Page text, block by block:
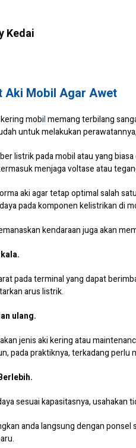
Kedai
Aki Mobil Agar Awet
mobilmemang terbilang
untuk melakukan
listrik pada mobil atau yang
menjaga voltase atau
aki agar tetap optimal salah
pada komponen kelistrikan di
kendaraan juga akan
pada terminal yang dapat
arus listrik.
ulang.
jenis aki kering atau
pada praktiknya, terkadang
sesuai kapasitasnya,
anda langsung dengan ponsel